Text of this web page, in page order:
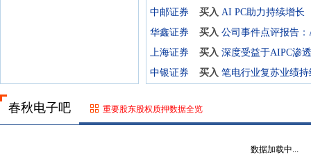
中邮证券
买入 AI PC助力持续增长
华鑫证券
买入
上海证券
买入
中银证券
买入
春秋电子吧 重要股东股权质押数据全览